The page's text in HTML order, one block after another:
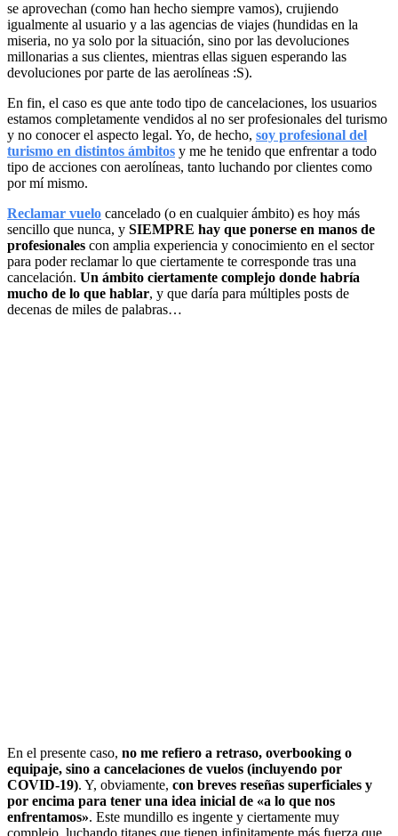
se aprovechan (como han hecho siempre vamos), crujiendo
igualmente al usuario y a las agencias de viajes (hundidas en la
miseria, no ya solo por la situación, sino por las devoluciones
millonarias a sus clientes, mientras ellas siguen esperando las
devoluciones por parte de las aerolíneas :S).
En fin, el caso es que ante todo tipo de cancelaciones, los usuarios
estamos completamente vendidos al no ser profesionales del turismo
y no conocer el aspecto legal. Yo, de hecho, soy profesional del
turismo en distintos ámbitos y me he tenido que enfrentar a todo
tipo de acciones con aerolíneas, tanto luchando por clientes como
por mí mismo.
Reclamar vuelo cancelado (o en cualquier ámbito) es hoy más
sencillo que nunca, y SIEMPRE hay que ponerse en manos de
profesionales con amplia experiencia y conocimiento en el sector
para poder reclamar lo que ciertamente te corresponde tras una
cancelación. Un ámbito ciertamente complejo donde habría
mucho de lo que hablar, y que daría para múltiples posts de
decenas de miles de palabras…
En el presente caso, no me refiero a retraso, overbooking o
equipaje, sino a cancelaciones de vuelos (incluyendo por
COVID-19). Y, obviamente, con breves reseñas superficiales y
por encima para tener una idea inicial de «a lo que nos
enfrentamos». Este mundillo es ingente y ciertamente muy